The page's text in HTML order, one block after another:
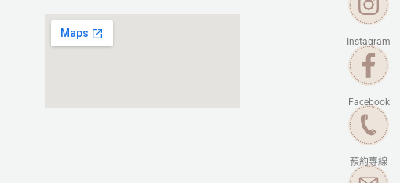
Instagram
預約專線
Facebook